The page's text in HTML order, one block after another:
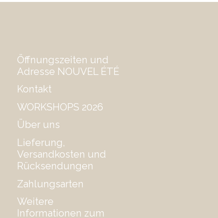
Öffnungszeiten und
Adresse NOUVEL ÉTÉ
Kontakt
WORKSHOPS 2026
Über uns
Lieferung,
Versandkosten und
Rücksendungen
Zahlungsarten
Weitere
Informationen zum